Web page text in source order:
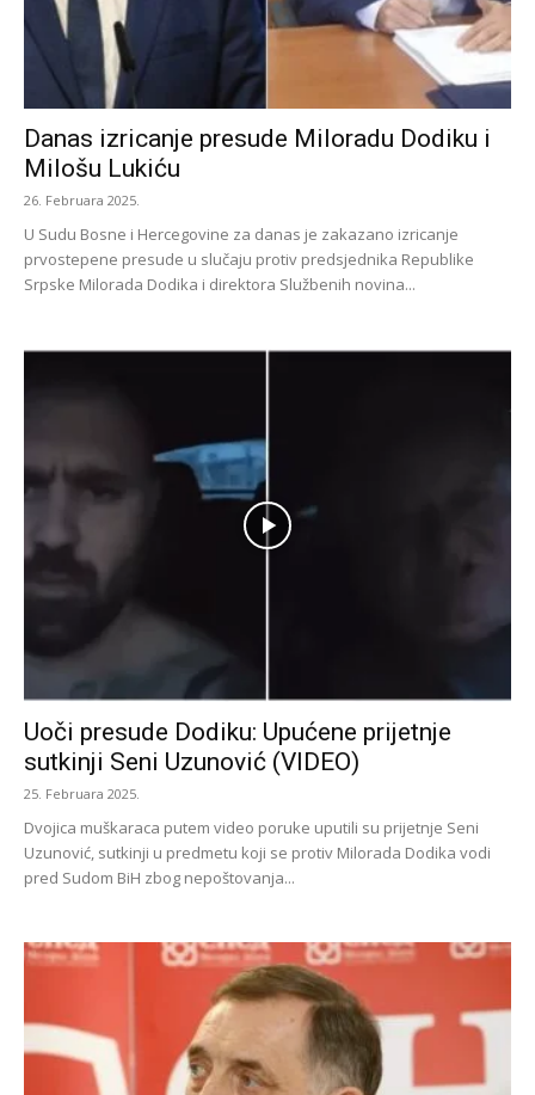
Danas izricanje presude Miloradu Dodiku i
Milošu Lukiću
26. Februara 2025.
U Sudu Bosne i Hercegovine za danas je zakazano izricanje
prvostepene presude u slučaju protiv predsjednika Republike
Srpske Milorada Dodika i direktora Službenih novina...
Uoči presude Dodiku: Upućene prijetnje
sutkinji Seni Uzunović (VIDEO)
25. Februara 2025.
Dvojica muškaraca putem video poruke uputili su prijetnje Seni
Uzunović, sutkinji u predmetu koji se protiv Milorada Dodika vodi
pred Sudom BiH zbog nepoštovanja...